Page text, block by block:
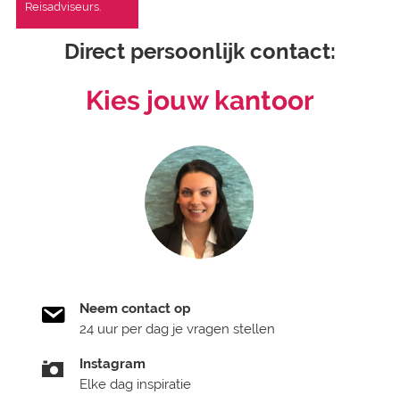
Reisadviseurs.
Direct persoonlijk contact:
Kies jouw kantoor
Neem contact op
24 uur per dag je vragen stellen
Instagram
Elke dag inspiratie